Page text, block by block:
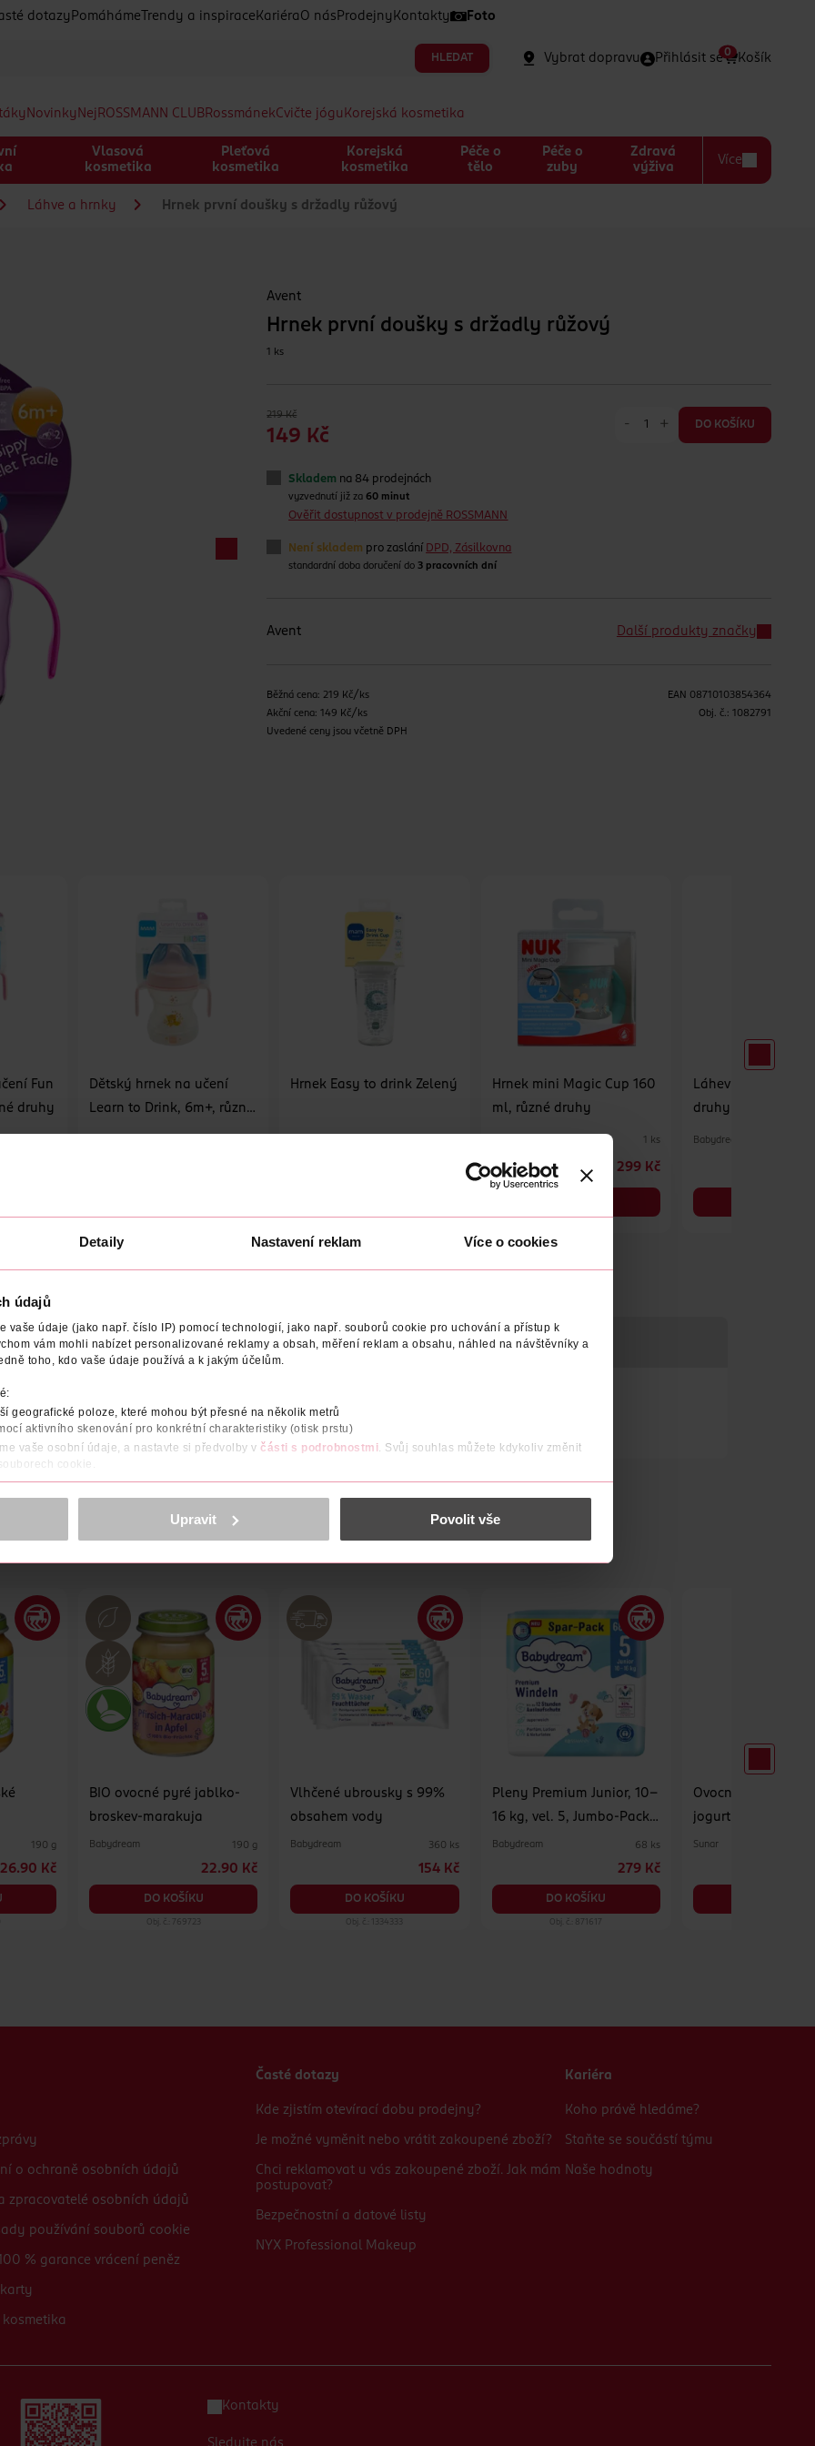
Detaily Nastavení reklam Více o cookies
údajů
vaše údaje (jako např. číslo IP) pomocí technologií, jako např. souborů cookie pro uchování a přístup k
vám mohli nabízet personalizované reklamy a obsah, měření reklam a obsahu, náhled na návštěvníky a
toho, kdo vaše údaje používá a k jakým účelům.
geografické poloze, které mohou být přesné na několik metrů
aktivního skenování pro konkrétní charakteristiky (otisk prstu)
vaše osobní údaje, a nastavte si předvolby v části s podrobnostmi. Svůj souhlas můžete kdykoliv změnit
cookie.
a reklam, funkcí sociálních médií, analýze návštěvnosti, které mohou nést osobní údaje.
osobních údajů.
<
Upravit Povolit vše
dotazy Pomáháme Trendy a inspirace Kariéra O nás Prodejny Kontakty Foto
HLEDAT Vybrat dopravu Přihlásit se Košík
0
Novinky Nej ROSSMANN CLUBRossmánekCvičte jógu Korejská kosmetika
Vlasová
kosmetika
Pleťová
kosmetika
Korejská
kosmetika
Péče o
tělo
Péče o
zuby
Zdravá
výživa
Více
Láhve a hrnky Hrnek první doušky s držadly růžový
Avent
Hrnek první doušky s držadly růžový
1 ks
219 Kč
149 Kč
- + DO KOŠÍKU
Skladem na 84 prodejnách
vyzvednutí již za60 minut
Ověřit dostupnost v prodejně ROSSMANN
Není skladem pro zaslání DPD, Zásilkovna
standardní doba doručení do 3 pracovních dní
Avent Další produkty značky
Běžná cena: 219 Kč/ks
Akční cena: 149 Kč/ks
Uvedené ceny jsou včetně DPH
EAN 08710103854364
Obj. č.: 1082791
Fun
druhy
Dětský hrnek na učení
Learn to Drink, 6m+, různé
druhy
Hrnek Easy to drink Zelený
Hrnek mini Magic Cup 160
ml, různé druhy
1 ks
299 Kč
Láhev s brčkem,
druhy
Babydream
DODAVATEL
ml s držadly dívka.
190 g
26.90 Kč
BIO ovocné pyré jablko-
broskev-marakuja
Babydream 190 g
22.90 Kč
DO KOŠÍKU
Obj. č.: 769723
Vlhčené ubrousky s 99%
obsahem vody
Babydream 360 ks
154 Kč
DO KOŠÍKU
Obj. č.: 1334333
Pleny Premium Junior, 10–
16 kg, vel. 5, Jumbo-Pack
68 ks
Babydream 68 ks
279 Kč
DO KOŠÍKU
Obj. č.: 871617
Ovocná kapsička
jogurt a ovesné
Sunar
o ochraně osobních údajů
zpracovatelé osobních údajů
používání souborů cookie
% garance vrácení peněz
kosmetika
Časté dotazy
Kde zjistím otevírací dobu prodejny?
Je možné vyměnit nebo vrátit zakoupené zboží?
Chci reklamovat u vás zakoupené zboží. Jak mám
postupovat?
Bezpečnostní a datové listy
NYX Professional Makeup
Kariéra
Koho právě hledáme?
Staňte se součástí týmu
Naše hodnoty
Kontakty
Sledujte nás